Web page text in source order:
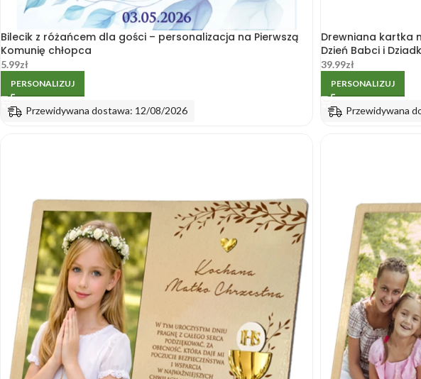
Bilecik z różańcem dla gości – personalizacja na Pierwszą
Komunię chłopca
5.99zł
PERSONALIZUJ
Przewidywana dostawa: 12/08/2026
Drewniana kartka
Dzień Babci i
39.99zł
PERSONALIZUJ
Przewidywana